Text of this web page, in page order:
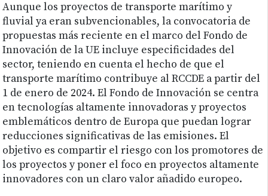
Aunque los proyectos de transporte marítimo y
fluvial ya eran subvencionables, la convocatoria de
propuestas más reciente en el marco del Fondo de
Innovación de la UE incluye especificidades del
sector, teniendo en cuenta el hecho de que el
transporte marítimo contribuye al RCCDE a partir del
1 de enero de 2024. El Fondo de Innovación se centra
en tecnologías altamente innovadoras y proyectos
emblemáticos dentro de Europa que puedan lograr
reducciones significativas de las emisiones. El
objetivo es compartir el riesgo con los promotores de
los proyectos y poner el foco en proyectos altamente
innovadores con un claro valor añadido europeo.